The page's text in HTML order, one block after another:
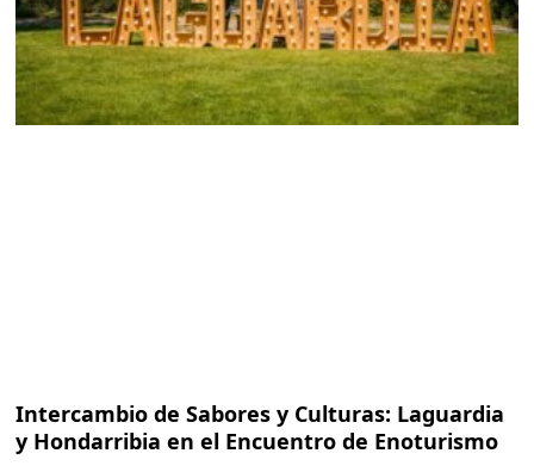
Intercambio de Sabores y Culturas: Laguardia
y Hondarribia en el Encuentro de Enoturismo